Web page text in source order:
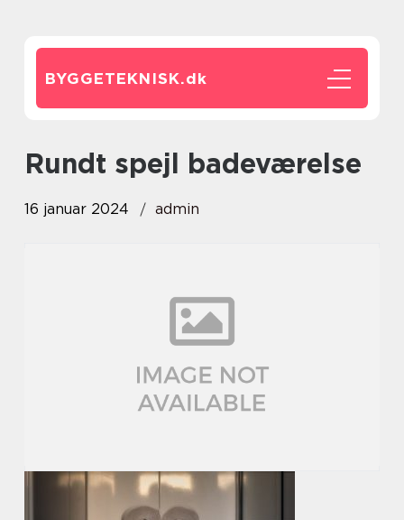
BYGGETEKNISK.dk
rundt spejl badeværelse
16 januar 2024 admin